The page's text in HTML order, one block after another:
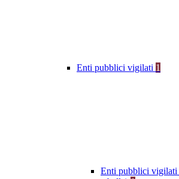
Enti pubblici vigilati 1
Enti pubblici vigilati